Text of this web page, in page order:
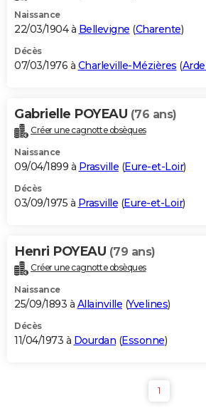
Naissance
22/03/1904 à Bellevigne (Charente)
Décès
07/03/1976 à Charleville-Mézières (
Gabrielle POYEAU (76 ans)
Créer une cagnotte obsèques
Naissance
09/04/1899 à Prasville (Eure-et-Loir)
Décès
03/09/1975 à Prasville (Eure-et-Loir)
Henri POYEAU (79 ans)
Créer une cagnotte obsèques
Naissance
25/09/1893 à Allainville (Yvelines)
Décès
11/04/1973 à Dourdan (Essonne)
1